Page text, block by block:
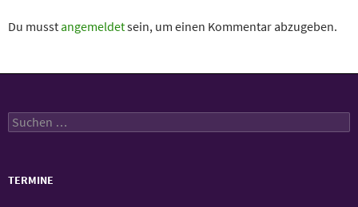
Du musst angemeldetsein, um einen Kommentar abzugeben.
Suchen
nach:
TERMINE